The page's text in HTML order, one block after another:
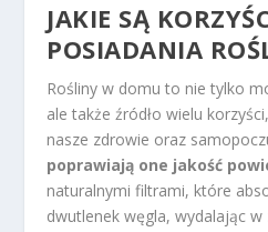
JAKIE SĄ
POSIADANIA
Rośliny w domu to nie tylko
ale także źródło wielu
nasze zdrowie oraz
poprawiają one jakość
naturalnymi filtrami, które
dwutlenek węgla, wydalając